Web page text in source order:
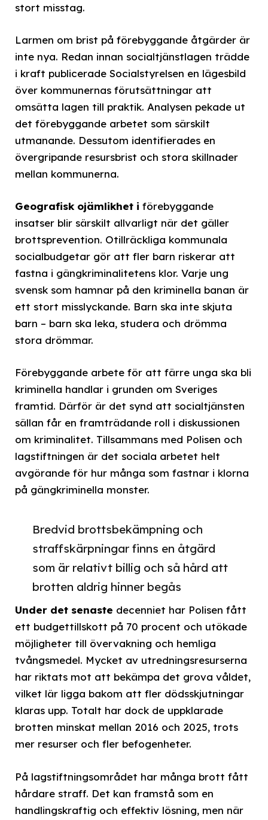
stort misstag.
Larmen om brist på förebyggande åtgärder är
inte nya. Redan innan socialtjänstlagen trädde
i kraft publicerade Socialstyrelsen en lägesbild
över kommunernas förutsättningar att
omsätta lagen till praktik. Analysen pekade ut
det förebyggande arbetet som särskilt
utmanande. Dessutom identifierades en
övergripande resursbrist och stora skillnader
mellan kommunerna.
Geografisk ojämlikhet i förebyggande
insatser blir särskilt allvarligt när det gäller
brottsprevention. Otillräckliga kommunala
socialbudgetar gör att fler barn riskerar att
fastna i gängkriminalitetens klor. Varje ung
svensk som hamnar på den kriminella banan är
ett stort misslyckande. Barn ska inte skjuta
barn – barn ska leka, studera och drömma
stora drömmar.
Förebyggande arbete för att färre unga ska bli
kriminella handlar i grunden om Sveriges
framtid. Därför är det synd att socialtjänsten
sällan får en framträdande roll i diskussionen
om kriminalitet. Tillsammans med Polisen och
lagstiftningen är det sociala arbetet helt
avgörande för hur många som fastnar i klorna
på gängkriminella monster.
Bredvid brottsbekämpning och
straffskärpningar finns en åtgärd
som är relativt billig och så hård att
brotten aldrig hinner begås
Under det senaste decenniet har Polisen fått
ett budgettillskott på 70 procent och utökade
möjligheter till övervakning och hemliga
tvångsmedel. Mycket av utredningsresurserna
har riktats mot att bekämpa det grova våldet,
vilket lär ligga bakom att fler dödsskjutningar
klaras upp. Totalt har dock de uppklarade
brotten minskat mellan 2016 och 2025, trots
mer resurser och fler befogenheter.
På lagstiftningsområdet har många brott fått
hårdare straff. Det kan framstå som en
handlingskraftig och effektiv lösning, men när